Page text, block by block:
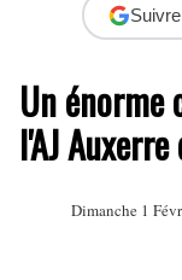
Un énorme
l'AJ
Dimanche 1